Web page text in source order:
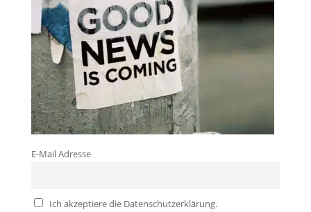
E-Mail Adresse
Ich akzeptiere die Datenschutzerklärung.